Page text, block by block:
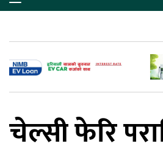
चेल्सी फेरि